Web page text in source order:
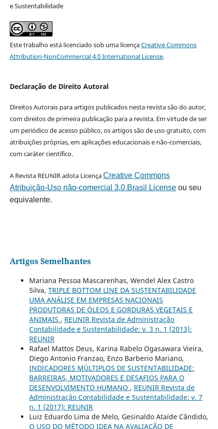
e Sustentabilidade
Este trabalho está licenciado sob uma licençaCreative Commons
Attribution-NonCommercial 4.0 International License.
Declaração de Direito Autoral
Direitos Autorais para artigos publicados nesta revista são do autor,
com direitos de primeira publicação para a revista. Em virtude de ser
um periódico de acesso público, os artigos são de uso gratuito, com
atribuições próprias, em aplicações educacionais e não-comerciais,
com caráter científico.
A Revista REUNIR adota LicençaCreative Commons
Atribuição-Uso não-comercial 3.0 Brasil Licenseou seu
equivalente.
Artigos Semelhantes
Mariana Pessoa Mascarenhas, Wendel Alex Castro
Silva, TRIPLE BOTTOM LINE DA SUSTENTABILIDADE
UMA ANÁLISE EM EMPRESAS NACIONAIS
PRODUTORAS DE ÓLEOS E GORDURAS VEGETAIS E
ANIMAIS , REUNIR Revista de Administração
Contabilidade e Sustentabilidade: v. 3 n. 1 (2013):
REUNIR
Rafael Mattos Deus, Karina Rabelo Ogasawara Vieira,
Diego Antonio Franzao, Enzo Barberio Mariano,
INDICADORES MÚLTIPLOS DE SUSTENTABILIDADE:
BARREIRAS, MOTIVADORES E DESAFIOS PARA O
DESENVOLVIMENTO HUMANO , REUNIR Revista de
Administração Contabilidade e Sustentabilidade: v. 7
n. 1 (2017): REUNIR
Luiz Eduardo Lima de Melo, Gesinaldo Ataíde Cândido,
O USO DO MÉTODO IDEA NA AVALIAÇÃO DE